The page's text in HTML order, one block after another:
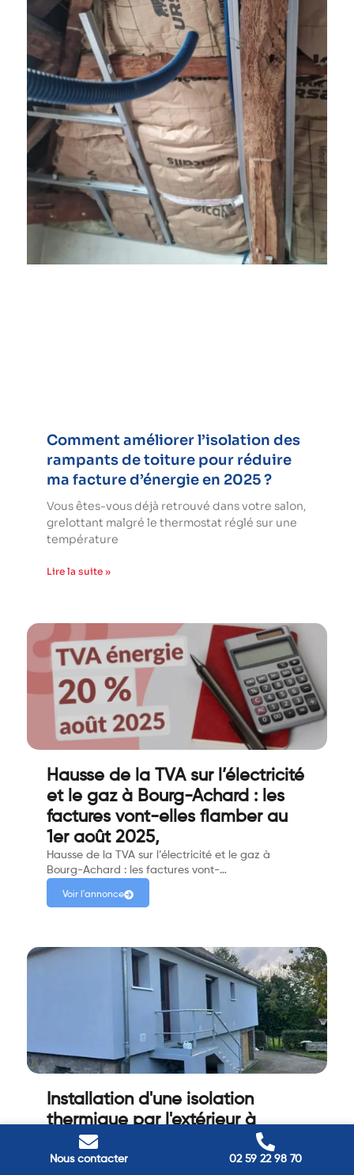
Nous contacter 02 59 22 98 70
Comment améliorer l’isolation des
rampants de toiture pour réduire
ma facture d’énergie en 2025 ?
Vous êtes-vous déjà retrouvé dans votre salon,
grelottant malgré le thermostat réglé sur une
température
Lire la suite »
Hausse de la TVA sur l’électricité
et le gaz à Bourg-Achard : les
factures vont-elles flamber au
1er août 2025,
Hausse de la TVA sur l’électricité et le gaz à
Bourg-Achard : les factures vont-…
Voir l'annonce
Installation d'une isolation
thermique par l'extérieur à
Buchy
Vous souhaitez améliorer le confort de votre